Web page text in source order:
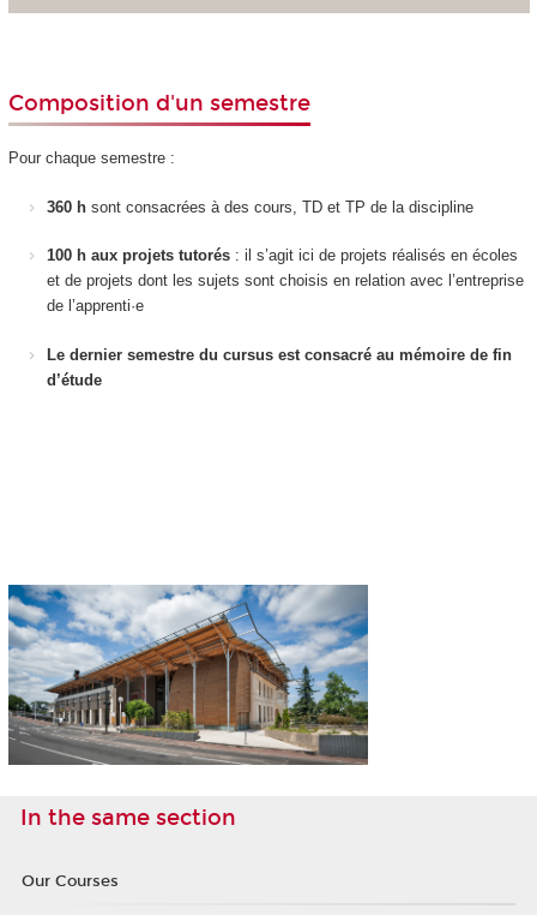
Composition d'un semestre
Pour chaque semestre :
360 h sont consacrées à des cours, TD et TP de la discipline
100 h aux projets tutorés : il s’agit ici de projets réalisés en écoles
et de projets dont les sujets sont choisis en relation avec l’entreprise
de l’apprenti·e
Le dernier semestre du cursus est consacré au mémoire de fin
d’étude
In the same section
Our Courses